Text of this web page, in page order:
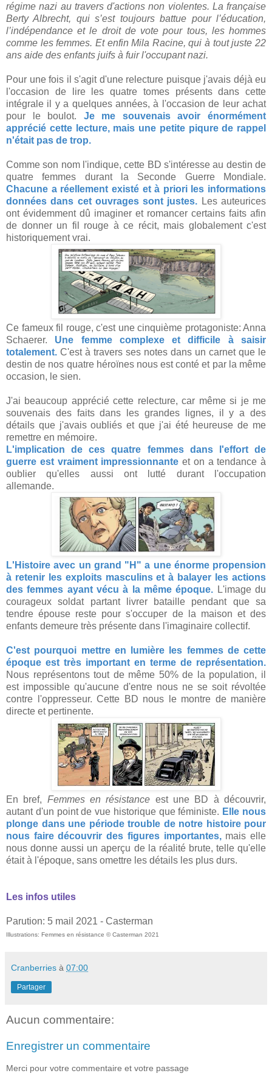
régime nazi au travers d'actions non violentes. La française
Berty Albrecht, qui s’est toujours battue pour l’éducation,
l’indépendance et le droit de vote pour tous, les hommes
comme les femmes. Et enfin Mila Racine, qui à tout juste 22
ans aide des enfants juifs à fuir l'occupant nazi.
Pour une fois il s'agit d'une relecture puisque j'avais déjà eu
l'occasion de lire les quatre tomes présents dans cette
intégrale il y a quelques années, à l'occasion de leur achat
pour le boulot. Je me souvenais avoir énormément
apprécié cette lecture, mais une petite piqure de rappel
n'était pas de trop.
Comme son nom l'indique, cette BD s'intéresse au destin de
quatre femmes durant la Seconde Guerre Mondiale.
Chacune a réellement existé et à priori les informations
données dans cet ouvrages sont justes. Les auteurices
ont évidemment dû imaginer et romancer certains faits afin
de donner un fil rouge à ce récit, mais globalement c'est
historiquement vrai.
Ce fameux fil rouge, c'est une cinquième protagoniste: Anna
Schaerer. Une femme complexe et difficile à saisir
totalement. C'est à travers ses notes dans un carnet que le
destin de nos quatre héroïnes nous est conté et par la même
occasion, le sien.
J'ai beaucoup apprécié cette relecture, car même si je me
souvenais des faits dans les grandes lignes, il y a des
détails que j'avais oubliés et que j'ai été heureuse de me
remettre en mémoire.
L'implication de ces quatre femmes dans l'effort de
guerre est vraiment impressionnante et on a tendance à
oublier qu'elles aussi ont lutté durant l'occupation
allemande.
L'Histoire avec un grand "H" a une énorme propension
à retenir les exploits masculins et à balayer les actions
des femmes ayant vécu à la même époque. L'image du
courageux soldat partant livrer bataille pendant que sa
tendre épouse reste pour s'occuper de la maison et des
enfants demeure très présente dans l'imaginaire collectif.
C'est pourquoi mettre en lumière les femmes de cette
époque est très important en terme de représentation.
Nous représentons tout de même 50% de la population, il
est impossible qu'aucune d'entre nous ne se soit révoltée
contre l'oppresseur. Cette BD nous le montre de manière
directe et pertinente.
En bref, Femmes en résistance est une BD à découvrir,
autant d'un point de vue historique que féministe. Elle nous
plonge dans une période trouble de notre histoire pour
nous faire découvrir des figures importantes,mais elle
nous donne aussi un aperçu de la réalité brute, telle qu'elle
était à l'époque, sans omettre les détails les plus durs.
Les infos utiles
Parution: 5 mail 2021 - Casterman
Illustrations: Femmes en résistance © Casterman 2021
Cranberries à 07:00
Partager
Aucun commentaire:
Enregistrer un commentaire
Merci pour votre commentaire et votre passage